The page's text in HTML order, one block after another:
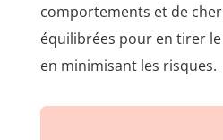
comportements et de
équilibrées pour en tirer
en minimisant les risques.